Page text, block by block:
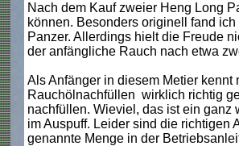
Nach dem Kauf zweier Heng Long
können. Besonders originell fand
Panzer. Allerdings hielt die Freude
der anfängliche Rauch nach etwa
Als Anfänger in diesem Metier
Rauchölnachfüllen wirklich richtig
nachfüllen. Wieviel, das ist ein ganz
im Auspuff. Leider sind die richtigen
genannte Menge in der